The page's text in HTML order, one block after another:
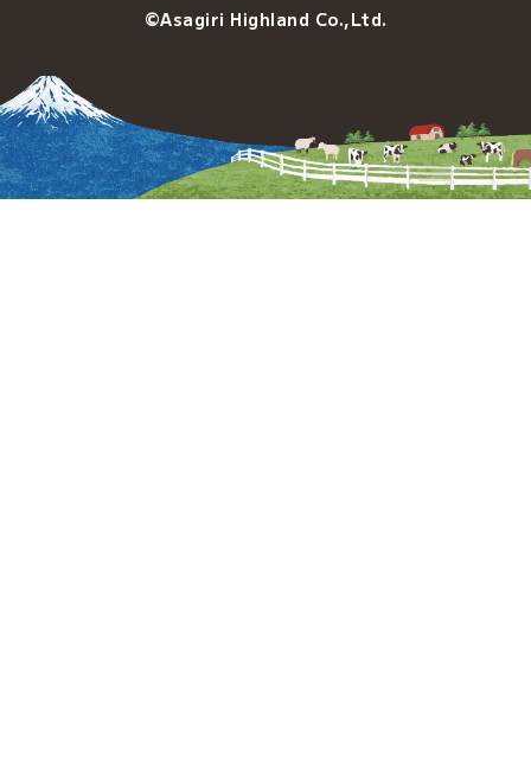
©Asagiri Highland Co.,Ltd.